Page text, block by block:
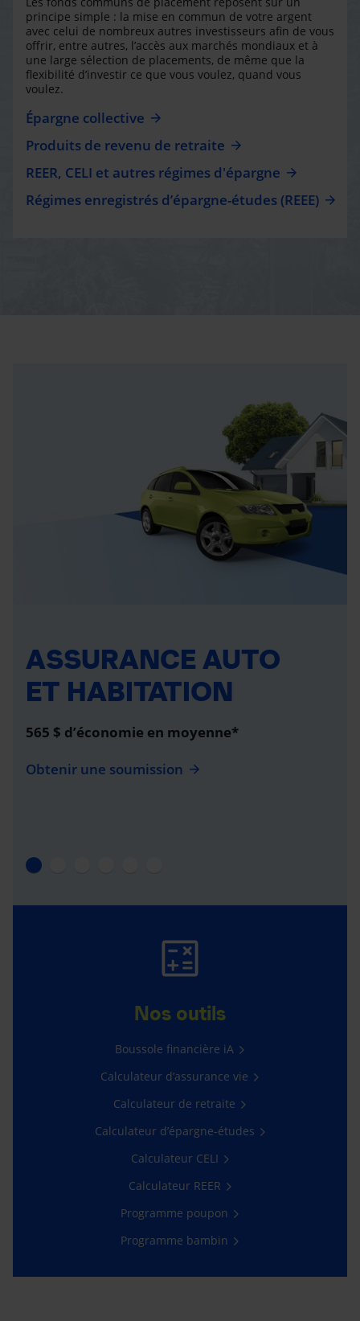
principe simple : la mise en commun de votre argent
avec celui de nombreux autres investisseurs afin de vous
offrir, entre autres, l’accès aux marchés mondiaux et à
une large sélection de placements, de même que la
flexibilité d’investir ce que vous voulez, quand vous
voulez.
Épargne collective
Produits de revenu de retraite
REER, CELI et autres régimes d'épargne
Régimes enregistrés d’épargne-études (REEE)
ASSURANCE AUTO
ET HABITATION
565 $ d’économie en moyenne*
Obtenir une soumission
Nos outils
Boussole financière iA
Calculateur d’assurance vie
Calculateur de retraite
Calculateur d’épargne-études
Calculateur CELI
Calculateur REER
Programme poupon
Programme bambin